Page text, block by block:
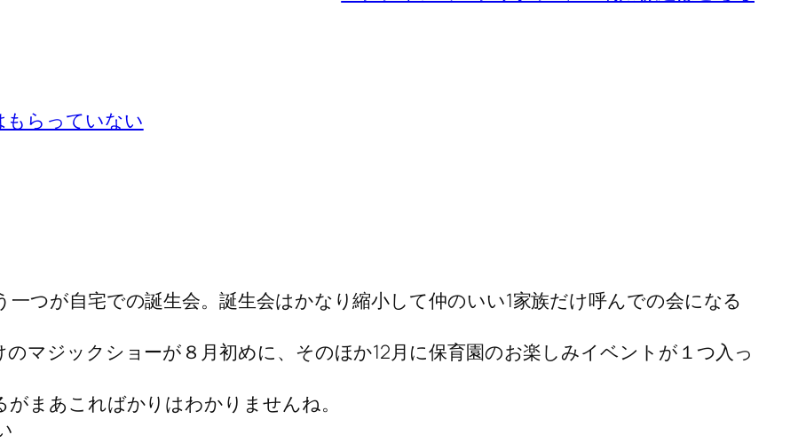
もらっていない
つが自宅での誕生会。誕生会はかなり縮小して仲のいい1家族だけ呼んでの会になる
マジックショーが８月初めに、そのほか12月に保育園のお楽しみイベントが１つ入っ
まあこればかりはわかりませんね。